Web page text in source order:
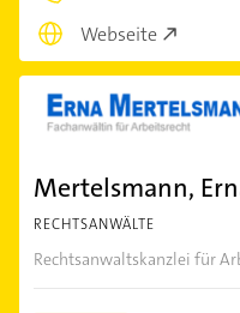
Webseite
Mertelsmann,
RECHTSANWÄLTE
Rechtsanwaltskanzlei für